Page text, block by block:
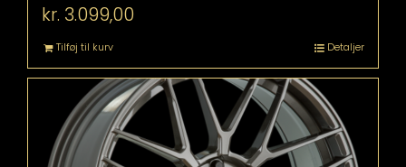
kr. 3.099,00
Tilføj til kurv Detaljer